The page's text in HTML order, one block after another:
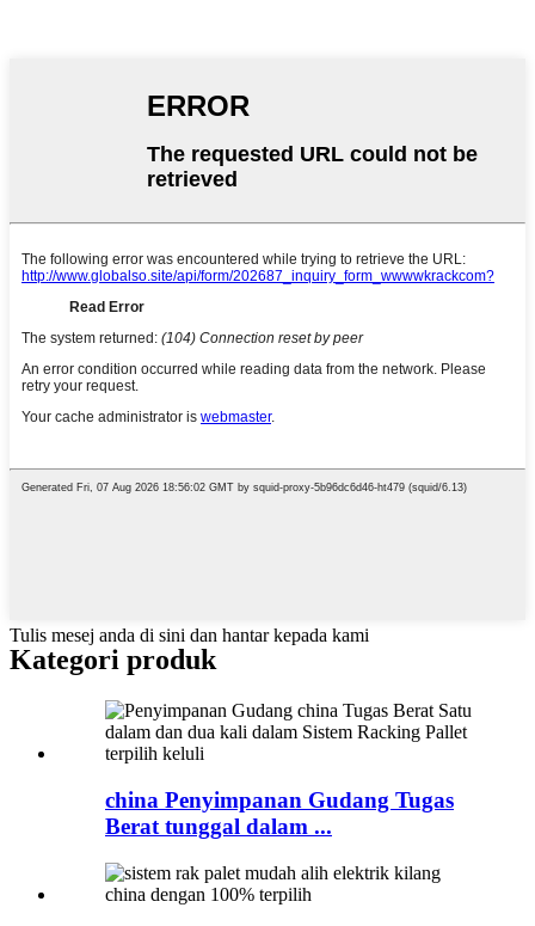
Tulis mesej anda di sini dan hantar kepada kami
Kategori produk
china Penyimpanan Gudang Tugas
Berat tunggal dalam ...